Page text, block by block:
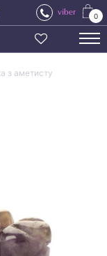
viber 0
з аметисту